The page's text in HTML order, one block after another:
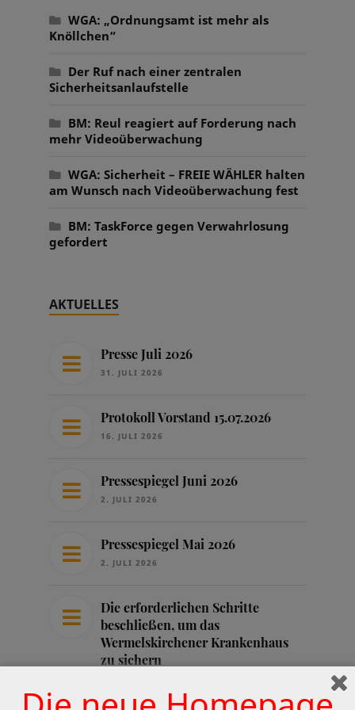
WGA: „Ordnungsamt ist mehr als
Knöllchen“
Der Ruf nach einer zentralen
Sicherheitsanlaufstelle
BM: Reul reagiert auf Forderung nach
mehr Videoüberwachung
WGA: Sicherheit – FREIE WÄHLER halten
am Wunsch nach Videoüberwachung fest
BM: TaskForce gegen Verwahrlosung
gefordert
AKTUELLES
Presse Juli 2026
31. JULI 2026
Protokoll Vorstand 15.07.2026
16. JULI 2026
Pressespiegel Juni 2026
2. JULI 2026
Pressespiegel Mai 2026
2. JULI 2026
Die erforderlichen Schritte
beschließen, um das
Wermelskirchener Krankenhaus
zu sichern